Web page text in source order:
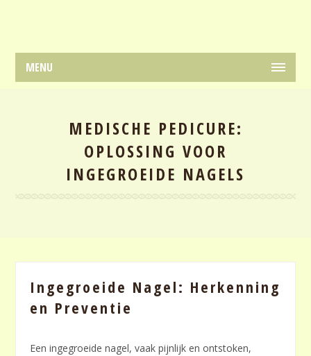
MENU
MEDISCHE PEDICURE:
OPLOSSING VOOR
INGEGROEIDE NAGELS
Ingegroeide Nagel: Herkenning
en Preventie
Een ingegroeide nagel, vaak pijnlijk en ontstoken,